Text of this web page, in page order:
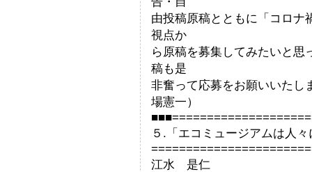
由投稿原稿とともに「コロナ
視点か
ら原稿を募集してみたいと
稿も是
非奮って応募をお願いい
場憲一）
５.「エコミュージアムは人
江水 是仁